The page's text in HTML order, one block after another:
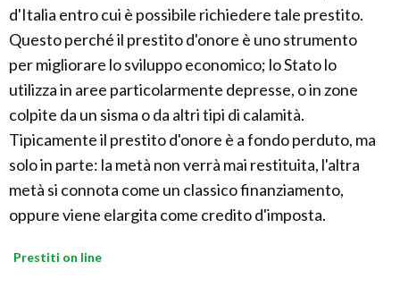
d'Italia entro cui è possibile richiedere tale prestito.
Questo perché il prestito d'onore è uno strumento
per migliorare lo sviluppo economico; lo Stato lo
utilizza in aree particolarmente depresse, o in zone
colpite da un sisma o da altri tipi di calamità.
Tipicamente il prestito d'onore è a fondo perduto, ma
solo in parte: la metà non verrà mai restituita, l'altra
metà si connota come un classico finanziamento,
oppure viene elargita come credito d'imposta.
Prestiti on line